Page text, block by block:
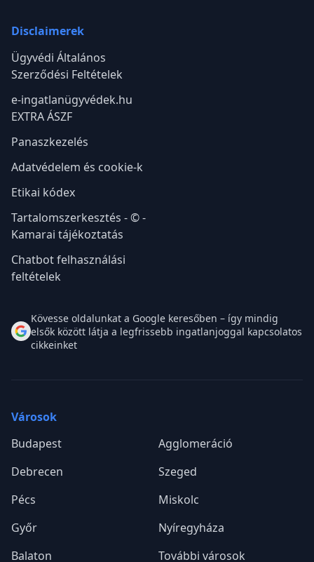
Disclaimerek
Ügyvédi Általános
Szerződési Feltételek
e-ingatlanügyvédek.hu
EXTRA ÁSZF
Panaszkezelés
Adatvédelem és cookie-k
Etikai kódex
Tartalomszerkesztés - © -
Kamarai tájékoztatás
Chatbot felhasználási
feltételek
Kövesse oldalunkat a Google keresőben – így mindig
elsők között látja a legfrissebb ingatlanjoggal kapcsolatos
cikkeinket
Városok
Budapest
Agglomeráció
Debrecen
Szeged
Pécs
Miskolc
Győr
Nyíregyháza
Balaton
További városok